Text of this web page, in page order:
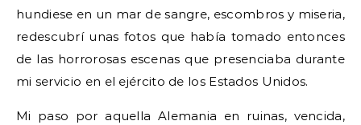
hundiese en un mar de sangre, escombros y miseria,
redescubrí unas fotos que había tomado entonces
de las horrorosas escenas que presenciaba durante
mi servicio en el ejército de los Estados Unidos.
Mi paso por aquella Alemania en ruinas, vencida,